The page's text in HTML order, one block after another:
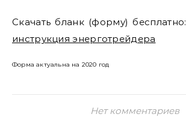
Скачать бланк (форму) бесплатно:
инструкция энерготрейдера
Форма актуальна на 2020 год
Нет комментариев